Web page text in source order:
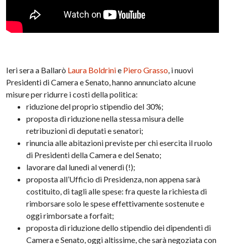
Ieri sera a Ballarò Laura Boldrinie Piero Grasso, i nuovi
Presidenti di Camera e Senato, hanno annunciato alcune
misure per ridurre i costi della politica:
riduzione del proprio stipendio del 30%;
proposta di riduzione nella stessa misura delle
retribuzioni di deputati e senatori;
rinuncia alle abitazioni previste per chi esercita il ruolo
di Presidenti della Camera e del Senato;
lavorare dal lunedì al venerdì (!);
proposta all’Ufficio di Presidenza, non appena sarà
costituito, di tagli alle spese: fra queste la richiesta di
rimborsare solo le spese effettivamente sostenute e
oggi rimborsate a forfait;
proposta di riduzione dello stipendio dei dipendenti di
Camera e Senato, oggi altissime, che sarà negoziata con